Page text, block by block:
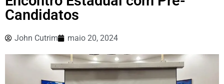
Candidatos
John Cutrim maio 20, 2024